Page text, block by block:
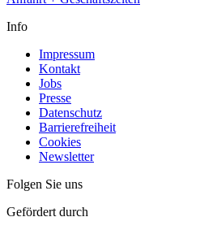
Info
Impressum
Kontakt
Jobs
Presse
Datenschutz
Barrierefreiheit
Cookies
Newsletter
Folgen Sie uns
Gefördert durch